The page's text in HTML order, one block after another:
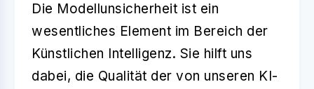
Die Modellunsicherheit ist ein
wesentliches Element im Bereich der
Künstlichen Intelligenz. Sie hilft uns
dabei, die Qualität der von unseren KI-